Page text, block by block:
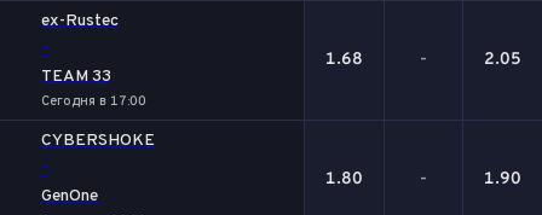
ex-Rustec
-
TEAM 33
Сегодня в 17:00
1.68 - 2.05
CYBERSHOKE
-
GenOne
1.80 - 1.90